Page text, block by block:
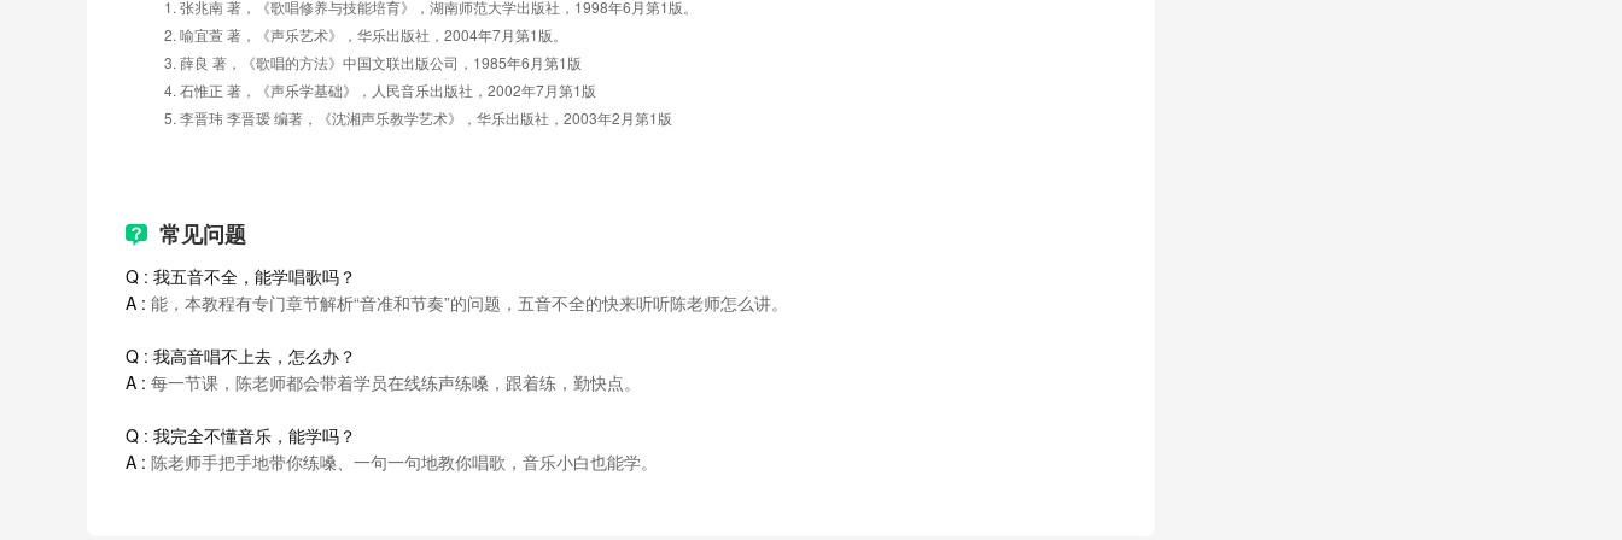
1. 张兆南 著，《歌唱修养与技能培育》，湖南师范大学出版社， 1998年6 月第1 版。
2. 喻宜萱 著，《声乐艺术》，华乐出版社， 2004年7月第1 版。
3. 薛良 著，《歌唱的方法》中国文联出版公司， 1985年6 月第1 版
4. 石惟正 著，《声乐学基础》，人民音乐出版社， 2002年7月第1 版
5. 李晋玮 李晋瑷 编著，《沈湘声乐教学艺术》，华乐出版社， 2003年2 月第1 版
常见问题
Q : 我五音不全，能学唱歌吗？
A : 能，本教程有专门章节解析“音准和节奏”的问题，五音不全的快来听听陈老师怎么讲。
Q : 我高音唱不上去，怎么办？
A : 每一节课， 陈老师都会带着学员在线练声练嗓，跟着练，勤快点。
Q : 我完全不懂音乐，能学吗？
A : 陈老师手把手地带你练嗓、一句一句地教你唱歌，音乐小白也能学。